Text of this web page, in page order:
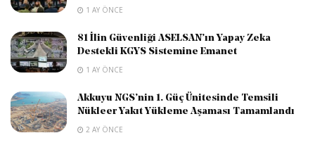
1 AY ÖNCE
81 İlin Güvenliği ASELSAN’ın Yapay Zeka
Destekli KGYS Sistemine Emanet
1 AY ÖNCE
Akkuyu NGS’nin 1. Güç Ünitesinde Temsili
Nükleer Yakıt Yükleme Aşaması Tamamlandı
2 AY ÖNCE